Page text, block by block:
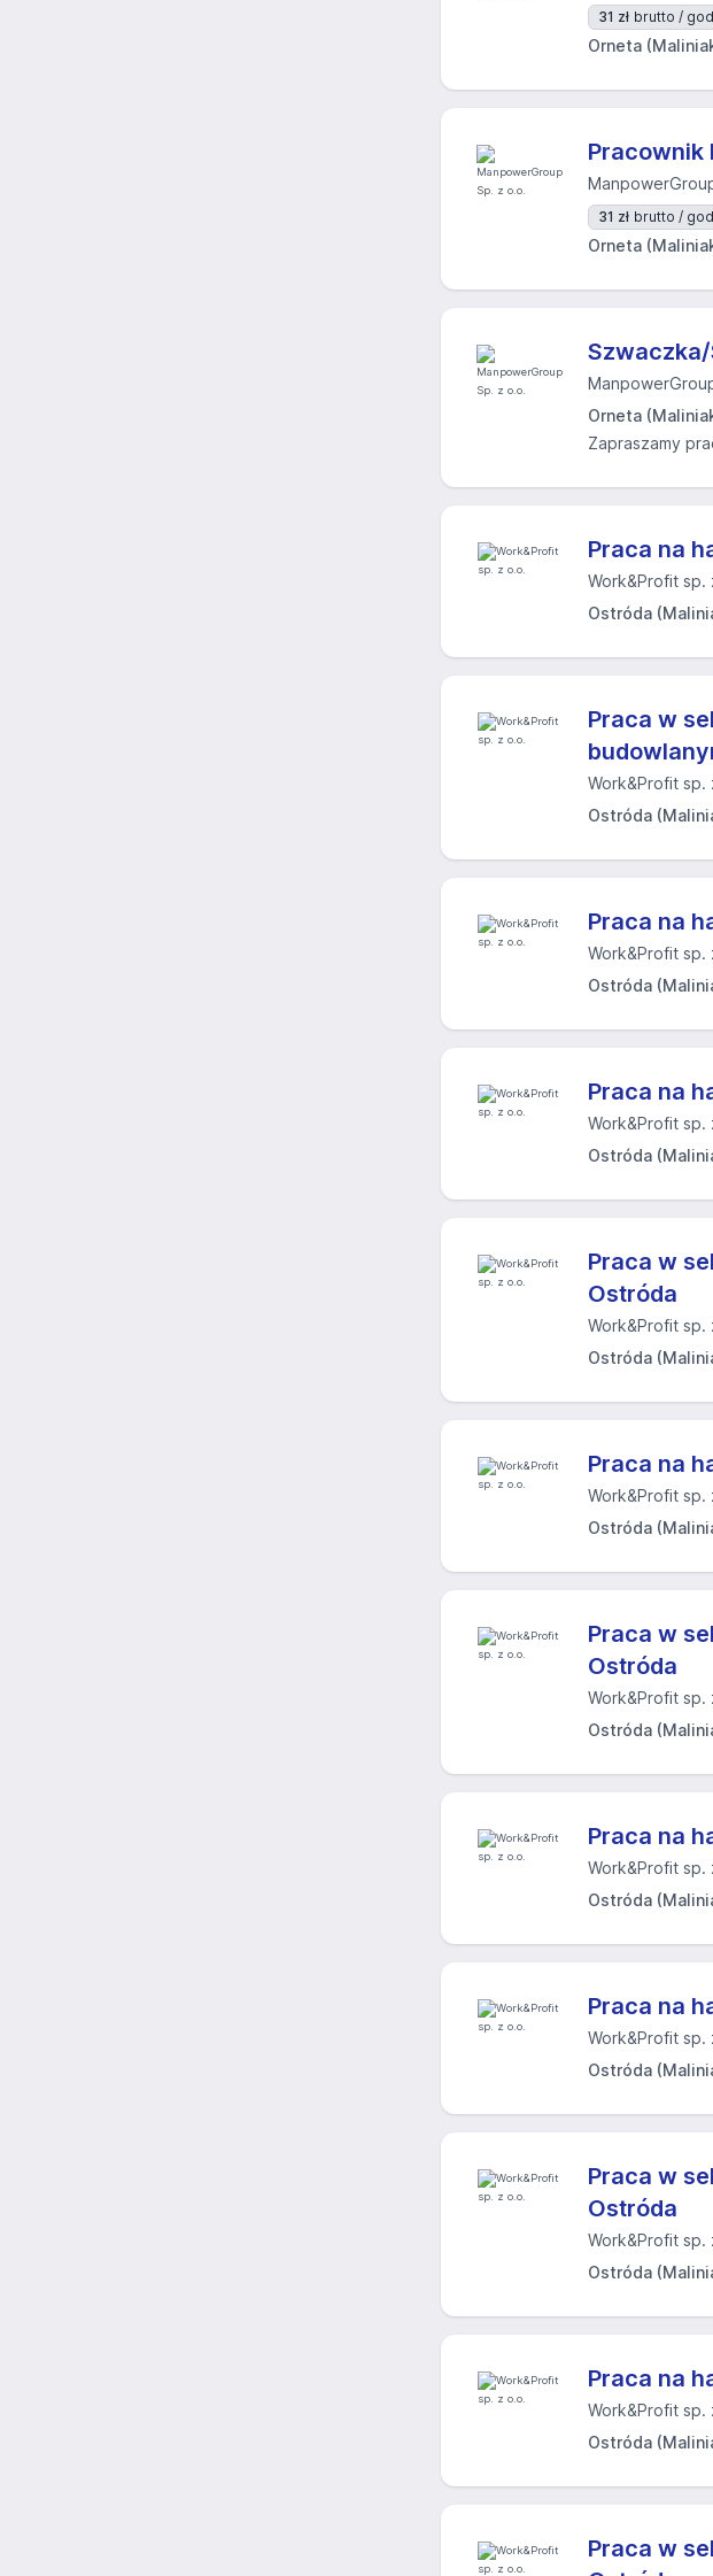
31 zł brutto /
Orneta
Pracownik
31 zł brutto /
Orneta
Orneta
Zapraszamy
Praca na
Work&Profit sp.
Ostróda
Praca w
Work&Profit sp.
Ostróda
Praca na
Work&Profit sp.
Ostróda
Praca na
Work&Profit sp.
Ostróda
Praca w
Ostróda
Work&Profit sp.
Ostróda
Praca na
Work&Profit sp.
Ostróda
Praca w
Ostróda
Work&Profit sp.
Ostróda
Praca na
Work&Profit sp.
Ostróda
Praca na
Work&Profit sp.
Ostróda
Praca w
Ostróda
Work&Profit sp.
Ostróda
Praca na
Work&Profit sp.
Ostróda
Praca w